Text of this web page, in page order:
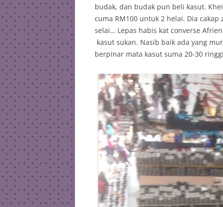
budak, dan budak pun beli kasut.
cuma RM100 untuk 2 helai. Dia
selai… Lepas habis kat converse
kasut sukan. Nasib baik ada yang
berpinar mata kasut suma 20-30